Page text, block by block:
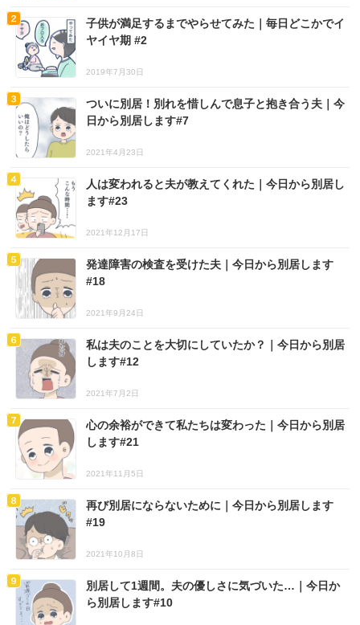
子供が満足するまでやらせてみた｜毎日どこかでイ
ヤイヤ期 #2
2019年7月30日
ついに別居！別れを惜しんで息子と抱き合う夫｜今
日から別居します#7
2021年4月23日
人は変われると夫が教えてくれた｜今日から別居し
ます#23
2021年12月17日
発達障害の検査を受けた夫｜今日から別居します
#18
2021年9月24日
私は夫のことを大切にしていたか？｜今日から別居
します#12
2021年7月2日
心の余裕ができて私たちは変わった｜今日から別居
します#21
2021年11月5日
再び別居にならないために｜今日から別居します
#19
2021年10月8日
別居して1週間。夫の優しさに気づいた…｜今日か
ら別居します#10